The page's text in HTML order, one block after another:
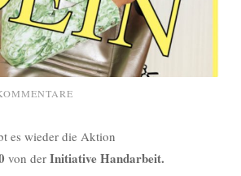
es wieder die Aktion
von der Initiative Handarbeit.